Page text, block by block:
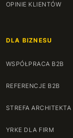
OPINIE KLIENTÓW
DLA BIZNESU
WSPÓŁPRACA B2B
REFERENCJE B2B
STREFA ARCHITEKTA
YRKE DLA FIRM